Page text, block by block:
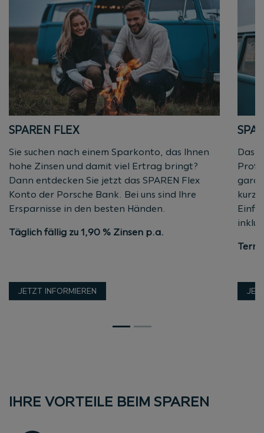
SPAREN FLEX
Sie suchen nach einem Sparkonto, das Ihnen
hohe Zinsen und damit viel Ertrag bringt?
Dann entdecken Sie jetzt das SPAREN Flex
Konto der Porsche Bank. Bei uns sind Ihre
Ersparnisse in den besten Händen.
Täglich fällig zu 1,90 % Zinsen p.a.
JETZT INFORMIEREN
Das
IHRE VORTEILE BEIM SPAREN